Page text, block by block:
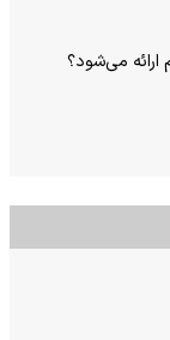
ارائه می‌شود؟